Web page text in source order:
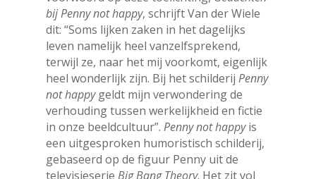
bij Penny not happy, schrijft Van der Wiele
dit: “Soms lijken zaken in het dagelijks
leven namelijk heel vanzelfsprekend,
terwijl ze, naar het mij voorkomt, eigenlijk
heel wonderlijk zijn. Bij het schilderij Penny
not happygeldt mijn verwondering de
verhouding tussen werkelijkheid en fictie
in onze beeldcultuur”. Penny not happyis
een uitgesproken humoristisch schilderij,
gebaseerd op de figuur Penny uit de
televisieserie Big Bang Theory. Het zit vol